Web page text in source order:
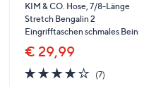
KIM & CO. Hose, 7/8-Länge
Stretch Bengalin 2
Eingrifftaschen schmales Bein
€ 29,99
4.0
von
(7)7